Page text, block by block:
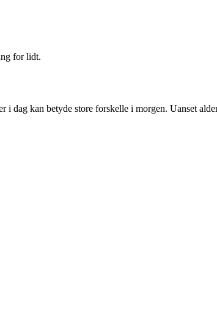
for lidt.
dag kan betyde store forskelle i morgen. Uanset